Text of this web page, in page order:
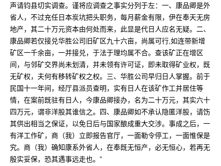
声请钧县切实调查。谨将应调查之事实分列于左：一、康品卿是外
省人，不过充任日本炭坑把头职务，每月薪金有限，伊在奉天无房
地产，其二十万元资本由何处而来，此显是代日人应名无疑。二、
康品卿若仅接兑华胜公司旧矿区九十六亩，尚属可行,如连带新增
矿区一千余亩，一并接兑，于法于理均属不合。查该矿正在增区
间，与邻矿交界尚未划清，并未领有许可证，即未取得矿业权，既
无矿权，夫何有移转矿权之权。三、华胜公司早归日人掌握。前于
民国十一年间，经厅县派员查明，实有日人在该矿作工并居住等
情，在案前既驻有日人，今康品卿接办，名为二十万元，其实六十
四万元，谓非洋股其谁信之。四、康品卿如不承认隐匿洋股，请饬
其供出相当之保证，以免日后与国家酿成重大交涉。事成之后，一
有洋工作矿，商（我）立即报告官厅，一面勒令停工，一面惟保是
究。商（我）确知康系外省人，在奉既无恒产，必无恒心，若再无
殷实妥保，恐其遇事远走也。”